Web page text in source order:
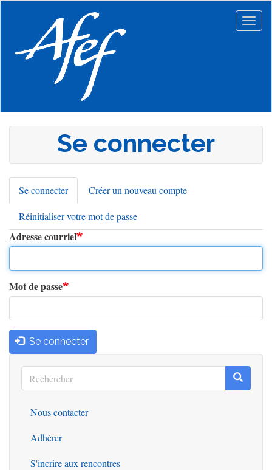
principal
Se connecter
Onglets
principaux
Se connecter(onglet
actif)
Créer un nouveau compte
Réinitialiser votre mot de passe
Adresse courriel
Mot de passe
Se connecter
Rechercher
Rechercher
Outils
Nous contacter
Adhérer
S'incrire aux rencontres